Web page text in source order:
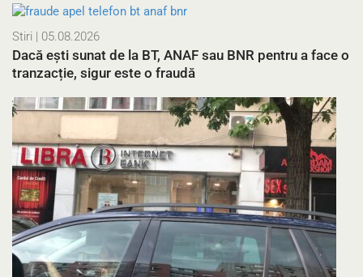
Stiri | 05.08.2026
Dacă ești sunat de la BT, ANAF sau BNR pentru a face o
tranzacție, sigur este o fraudă